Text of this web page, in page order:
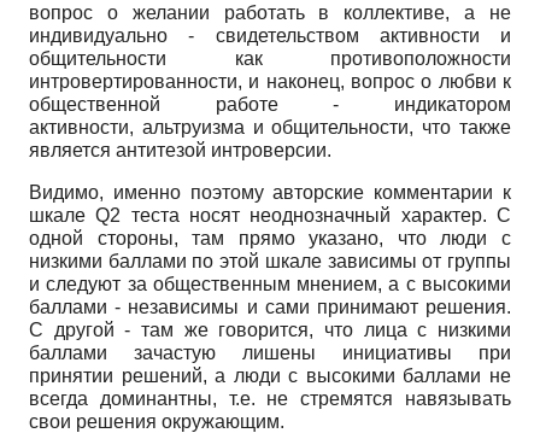
вопрос о желании работать в коллективе, а не
индивидуально - свидетельством активности и
общительности как противоположности
интровертированности, и наконец, вопрос о любви к
общественной работе - индикатором
активности, альтруизма и общительности, что также
является антитезой интроверсии.
Видимо, именно поэтому авторские комментарии к
шкале Q2 теста носят неоднозначный характер. С
одной стороны, там прямо указано, что люди с
низкими баллами по этой шкале зависимы от группы
и следуют за общественным мнением, а с высокими
баллами - независимы и сами принимают решения.
С другой - там же говорится, что лица с низкими
баллами зачастую лишены инициативы при
принятии решений, а люди с высокими баллами не
всегда доминантны, т.е. не стремятся навязывать
свои решения окружающим.